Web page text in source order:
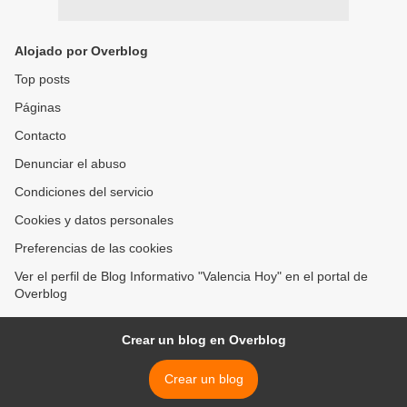
Alojado por Overblog
Top posts
Páginas
Contacto
Denunciar el abuso
Condiciones del servicio
Cookies y datos personales
Preferencias de las cookies
Ver el perfil de Blog Informativo "Valencia Hoy" en el portal de
Overblog
Crear un blog en Overblog
Crear un blog